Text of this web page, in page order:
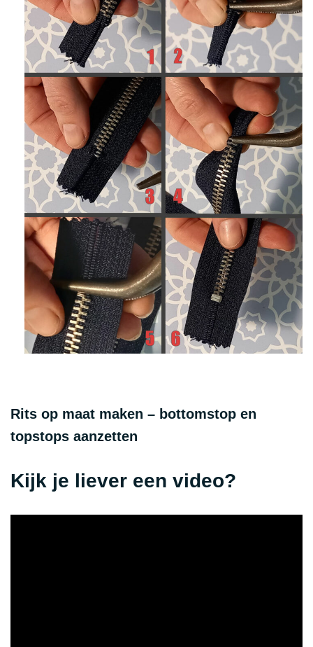
Rits op maat maken – bottomstop en
topstops aanzetten
Kijk je liever een video?